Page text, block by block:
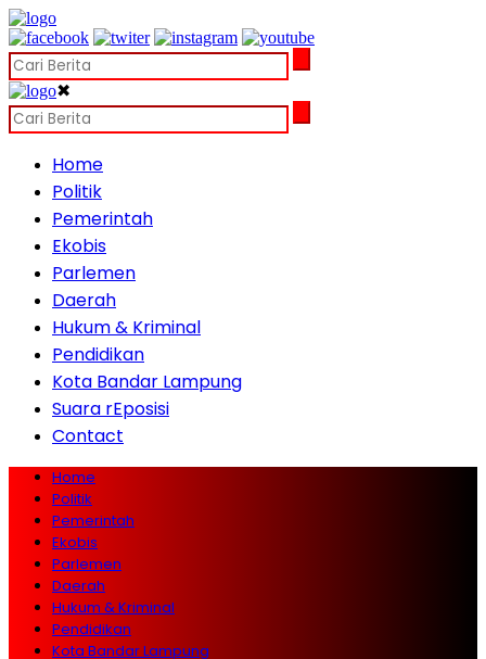
✖
Home
Politik
Pemerintah
Ekobis
Parlemen
Daerah
Hukum & Kriminal
Pendidikan
Kota Bandar Lampung
Suara rEposisi
Contact
Home
Politik
Pemerintah
Ekobis
Parlemen
Daerah
Hukum & Kriminal
Pendidikan
Kota Bandar Lampung